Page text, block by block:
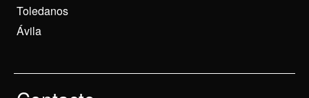
Toledanos
Ávila